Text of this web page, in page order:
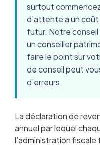
surtout
d’attente a un
futur. Notre
un conseiller
faire le point sur
de conseil peut
d’erreurs.
La déclaration de
annuel par lequel
l’administration fiscale